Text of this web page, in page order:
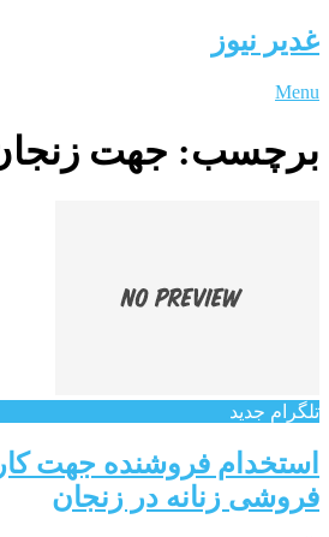
غدیر نیوز
Menu
برچسب: جهت
تلگرام جدید
استخدام فروشنده جهت
فروشی زنانه در زنجان